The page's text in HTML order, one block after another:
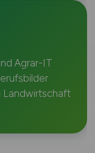
Agrar-IT
Landwirtschaft